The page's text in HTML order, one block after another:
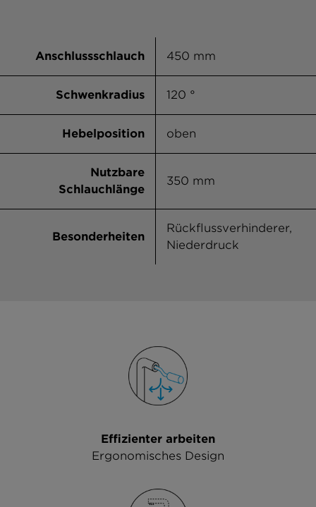
Onyx
Croma
Anschlussschlauch 450 mm
Schwenkradius 120 °
Hebelposition oben
Nutzbare
Schlauchlänge
350 mm
Besonderheiten
Rückflussverhinderer,
Niederdruck
Effizienter arbeiten
Ergonomisches Design